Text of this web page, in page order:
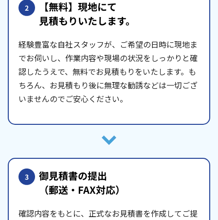
2 【無料】現地にて
見積もりいたします。
経験豊富な自社スタッフが、ご希望の日時に現地ま
でお伺いし、作業内容や現場の状況をしっかりと確
認したうえで、無料でお見積もりをいたします。も
ちろん、お見積もり後に無理な勧誘などは一切ござ
いませんのでご安心ください。
3 御見積書の提出
（郵送・FAX対応）
確認内容をもとに、正式なお見積書を作成してご提